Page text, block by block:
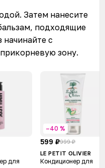
Затем нанесите
подходящие
начинайте с
зону.
для
–40 %
599 ₽999 ₽
LE PETIT OLIVIER
Кондиционер для